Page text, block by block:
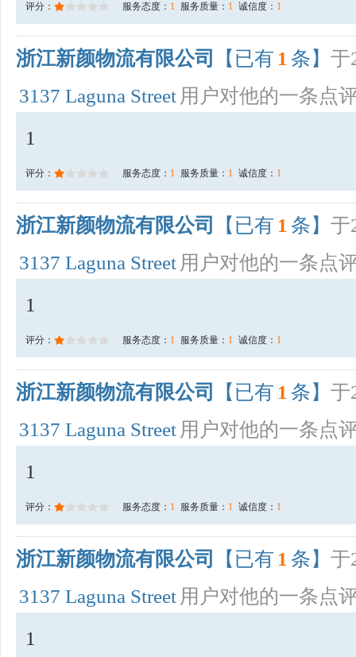
评分： 服务态度： 1 服务质量： 1 诚信度： 1
浙江新颜物流有限公司 【已有 1 条】 于
3137 Laguna Street 用户对他的一条点
1
评分： 服务态度： 1 服务质量： 1 诚信度： 1
浙江新颜物流有限公司 【已有 1 条】 于
3137 Laguna Street 用户对他的一条点
1
评分： 服务态度： 1 服务质量： 1 诚信度： 1
浙江新颜物流有限公司 【已有 1 条】 于
3137 Laguna Street 用户对他的一条点
1
评分： 服务态度： 1 服务质量： 1 诚信度： 1
浙江新颜物流有限公司 【已有 1 条】 于
3137 Laguna Street 用户对他的一条点
1